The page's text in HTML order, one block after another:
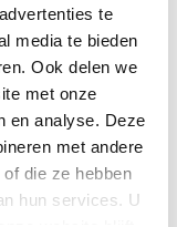
te
media te bieden
Ook delen we
met onze
en analyse. Deze
met andere
die ze hebben
hun services. U